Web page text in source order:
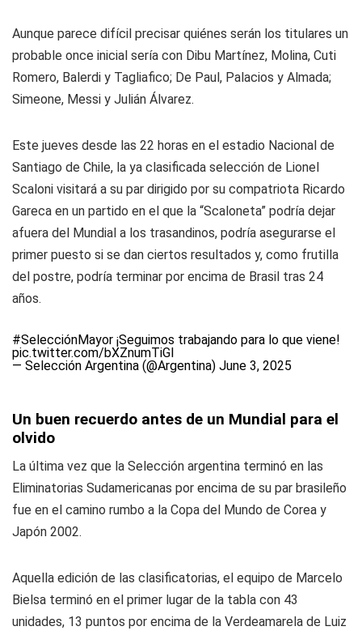
Aunque parece difícil precisar quiénes serán los titulares un
probable once inicial sería con Dibu Martínez, Molina, Cuti
Romero, Balerdi y Tagliafico; De Paul, Palacios y Almada;
Simeone, Messi y Julián Álvarez.
Este jueves desde las 22 horas en el estadio Nacional de
Santiago de Chile, la ya clasificada selección de Lionel
Scaloni visitará a su par dirigido por su compatriota Ricardo
Gareca en un partido en el que la “Scaloneta” podría dejar
afuera del Mundial a los trasandinos, podría asegurarse el
primer puesto si se dan ciertos resultados y, como frutilla
del postre, podría terminar por encima de Brasil tras 24
años.
#SelecciónMayor ¡Seguimos trabajando para lo que viene!
pic.twitter.com/bXZnumTiGI
— Selección Argentina (@Argentina) June 3, 2025
Un buen recuerdo antes de un Mundial para el
olvido
La última vez que la Selección argentina terminó en las
Eliminatorias Sudamericanas por encima de su par brasileño
fue en el camino rumbo a la Copa del Mundo de Corea y
Japón 2002.
Aquella edición de las clasificatorias, el equipo de Marcelo
Bielsa terminó en el primer lugar de la tabla con 43
unidades, 13 puntos por encima de la Verdeamarela de Luiz